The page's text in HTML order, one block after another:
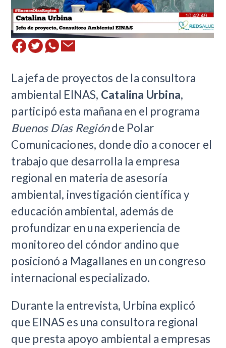
La jefa de proyectos de la consultora
ambiental EINAS, Catalina Urbina,
participó esta mañana en el programa
Buenos Días Regiónde Polar
Comunicaciones, donde dio a conocer el
trabajo que desarrolla la empresa
regional en materia de asesoría
ambiental, investigación científica y
educación ambiental, además de
profundizar en una experiencia de
monitoreo del cóndor andino que
posicionó a Magallanes en un congreso
internacional especializado.
Durante la entrevista, Urbina explicó
que EINAS es una consultora regional
que presta apoyo ambiental a empresas